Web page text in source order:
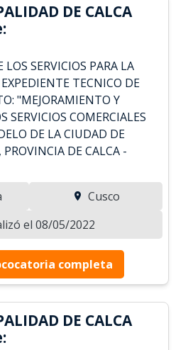
DE CALCA
SERVICIOS PARA LA
TECNICO DE
"MEJORAMIENTO Y
SERVICIOS COMERCIALES
DE LA CIUDAD DE
DE CALCA -
Cusco
el 08/05/2022
completa
DE CALCA